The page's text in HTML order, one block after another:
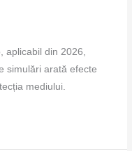
aplicabil din 2026,
simulări arată efecte
mediului.